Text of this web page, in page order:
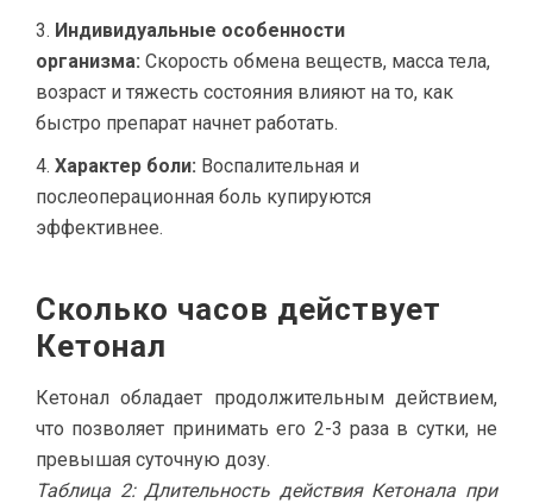
Индивидуальные особенности
организма: Скорость обмена веществ, масса тела,
возраст и тяжесть состояния влияют на то, как
быстро препарат начнет работать.
Характер боли: Воспалительная и
послеоперационная боль купируются
эффективнее.
Сколько часов действует
Кетонал
Кетонал обладает продолжительным действием,
что позволяет принимать его 2-3 раза в сутки, не
превышая суточную дозу.
Таблица 2: Длительность действия Кетонала при